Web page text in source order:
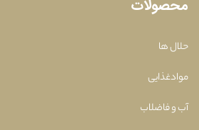
محصولات
حلال ها
موادغذایی
آب و فاضلاب